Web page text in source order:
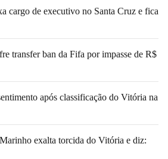
cargo de executivo no Santa Cruz e fica
transfer ban da Fifa por impasse de R$
após classificação do Vitória na
exalta torcida do Vitória e diz: